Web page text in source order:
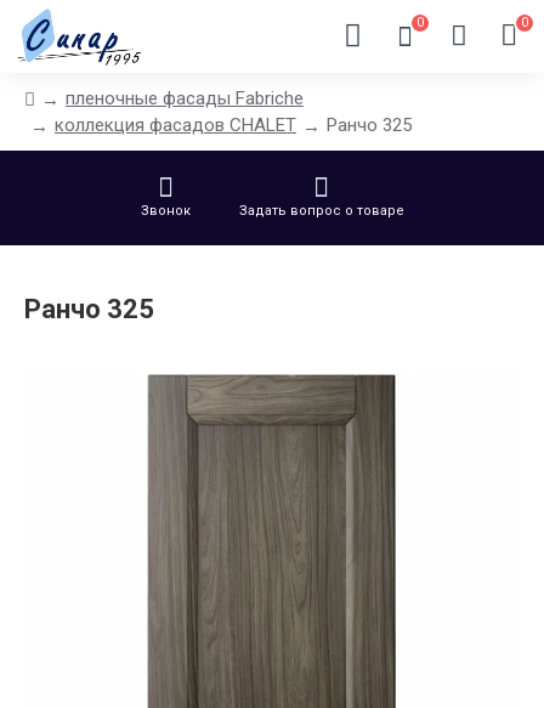
0 0
пленочные фасады Fabriche
коллекция фасадов CHALET
Ранчо 325
Звонок Задать вопрос о товаре
Ранчо 325